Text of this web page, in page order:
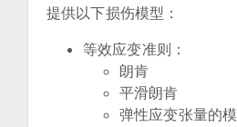
提供以下损伤模型：
等效应变准则：
朗肯
平滑朗肯
弹性应变张量的模